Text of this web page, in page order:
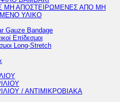
ΜΗ ΑΠΟΣΤΕΙΡΩΜΕΝΕΣ ΑΠΟ ΜΗ
ΥΛΙΚΟ
Gauze Bandage
Επίδεσμοι
Long-Stretch
/ ΑΝΤΙΜΙΚΡΟΒΙΑΚΑ